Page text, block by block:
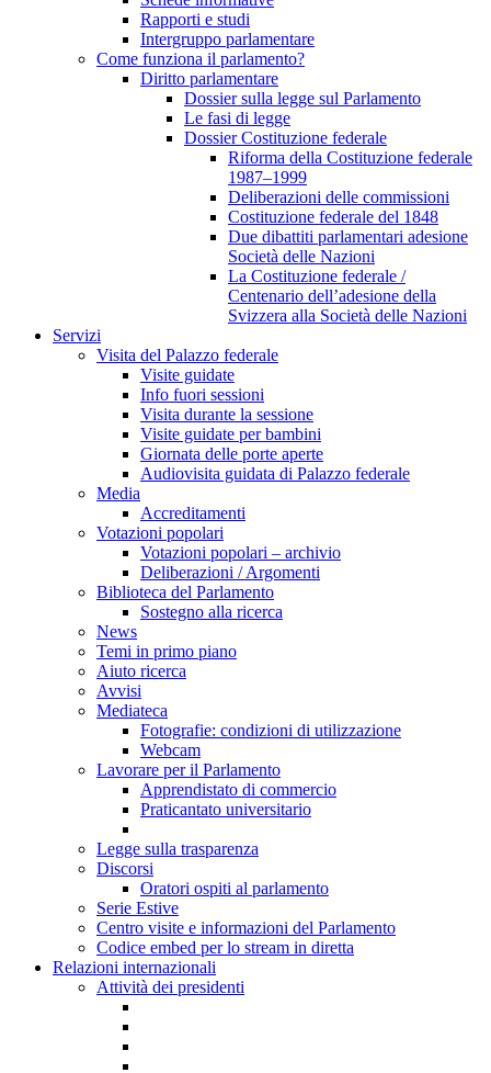
Rapporti e studi
Intergruppo parlamentare
Come funziona il parlamento?
Diritto parlamentare
Dossier sulla legge sul Parlamento
Le fasi di legge
Dossier Costituzione federale
Riforma della Costituzione federale
1987–1999
Deliberazioni delle commissioni
Costituzione federale del 1848
Due dibattiti parlamentari adesione
Società delle Nazioni
La Costituzione federale /
Centenario dell’adesione della
Svizzera alla Società delle Nazioni
Servizi
Visita del Palazzo federale
Visite guidate
Info fuori sessioni
Visita durante la sessione
Visite guidate per bambini
Giornata delle porte aperte
Audiovisita guidata di Palazzo federale
Media
Accreditamenti
Votazioni popolari
Votazioni popolari – archivio
Deliberazioni / Argomenti
Biblioteca del Parlamento
Sostegno alla ricerca
News
Temi in primo piano
Aiuto ricerca
Avvisi
Mediateca
Fotografie: condizioni di utilizzazione
Webcam
Lavorare per il Parlamento
Apprendistato di commercio
Praticantato universitario
Legge sulla trasparenza
Discorsi
Oratori ospiti al parlamento
Serie Estive
Centro visite e informazioni del Parlamento
Codice embed per lo stream in diretta
Relazioni internazionali
Attività dei presidenti